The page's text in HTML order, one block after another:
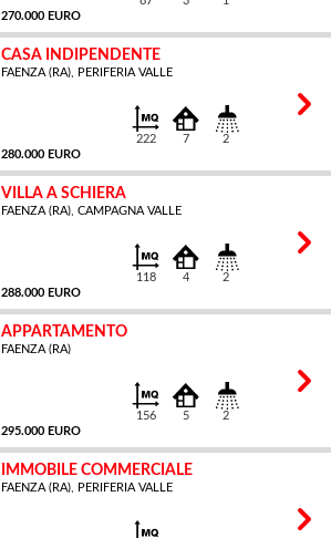
270.000 EURO
CASA INDIPENDENTE
FAENZA (RA), PERIFERIA VALLE
280.000 EURO
222 7 2
VILLA A SCHIERA
FAENZA (RA), CAMPAGNA VALLE
288.000 EURO
118 4 2
APPARTAMENTO
FAENZA (RA)
295.000 EURO
156 5 2
IMMOBILE COMMERCIALE
FAENZA (RA), PERIFERIA VALLE